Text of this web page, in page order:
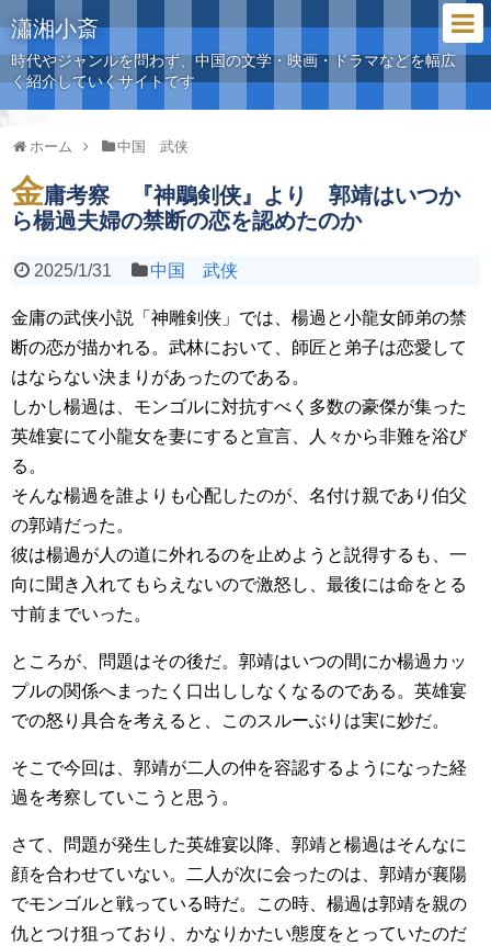
瀟湘小斎
時代やジャンルを問わず、中国の文学・映画・ドラマなどを幅広
く紹介していくサイトです
ホーム 中国 武侠
金庸考察 『神鵰剣侠』より 郭靖はいつか
ら楊過夫婦の禁断の恋を認めたのか
2025/1/31 中国 武侠
金庸の武侠小説「神雕剣侠」では、楊過と小龍女師弟の禁
断の恋が描かれる。武林において、師匠と弟子は恋愛して
はならない決まりがあったのである。
しかし楊過は、モンゴルに対抗すべく多数の豪傑が集った
英雄宴にて小龍女を妻にすると宣言、人々から非難を浴び
る。
そんな楊過を誰よりも心配したのが、名付け親であり伯父
の郭靖だった。
彼は楊過が人の道に外れるのを止めようと説得するも、一
向に聞き入れてもらえないので激怒し、最後には命をとる
寸前までいった。
ところが、問題はその後だ。郭靖はいつの間にか楊過カッ
プルの関係へまったく口出ししなくなるのである。英雄宴
での怒り具合を考えると、このスルーぶりは実に妙だ。
そこで今回は、郭靖が二人の仲を容認するようになった経
過を考察していこうと思う。
さて、問題が発生した英雄宴以降、郭靖と楊過はそんなに
顔を合わせていない。二人が次に会ったのは、郭靖が襄陽
でモンゴルと戦っている時だ。この時、楊過は郭靖を親の
仇とつけ狙っており、かなりかたい態度をとっていたのだ